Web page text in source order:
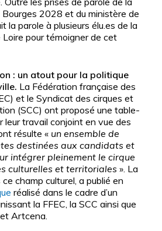
Bourges 2028 et du ministère de
la parole à plusieurs élu.es de la
pour témoigner de cet
: un atout pour la politique
La Fédération française des
et le Syndicat des cirques et
(SCC) ont proposé une table-
leur travail conjoint en vue des
résulte « un ensemble de
destinées aux candidats et
intégrer pleinement le cirque
culturelles et territoriales ». La
champ culturel, a publié en
réalisé dans le cadre d’un
la FFEC, la SCC ainsi que
Artcena.